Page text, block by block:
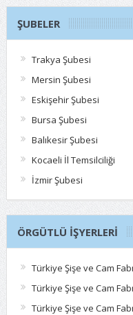
ŞUBELER
Trakya Şubesi
Mersin Şubesi
Eskişehir Şubesi
Bursa Şubesi
Balıkesir Şubesi
Kocaeli İl Temsilciliği
İzmir Şubesi
ÖRGÜTLÜ İŞYERLERI
Türkiye Şişe ve Cam
Türkiye Şişe ve Cam
Türkiye Şişe ve Cam